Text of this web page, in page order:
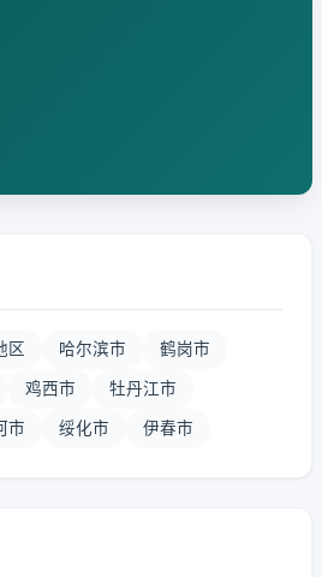
区 哈尔滨市 鹤岗市
鸡西市 牡丹江市
市 绥化市 伊春市